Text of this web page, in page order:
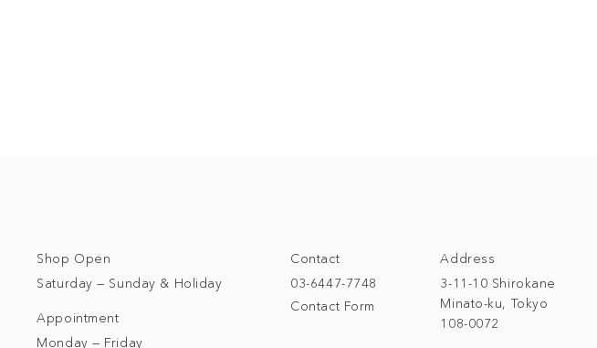
Address
3-11-10 Shirokane
Minato-ku, Tokyo
108-0072
Contact
03-6447-7748
Contact Form
Shop Open
Saturday — Sunday & Holiday
Appointment
Monday — Friday